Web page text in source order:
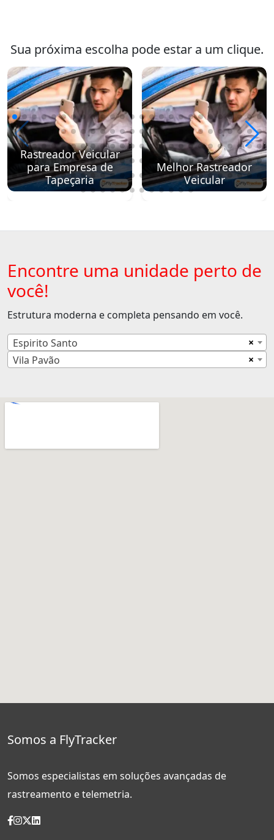
Sua próxima escolha pode estar a um clique.
Rastreador Veicular
para Empresa de
Tapeçaria
Melhor Rastreador
Veicular
Encontre uma unidade perto de
você!
Estrutura moderna e completa pensando em você.
×
Espirito Santo
×
Vila Pavão
Somos a FlyTracker
Somos especialistas em soluções avançadas de
rastreamento e telemetria.